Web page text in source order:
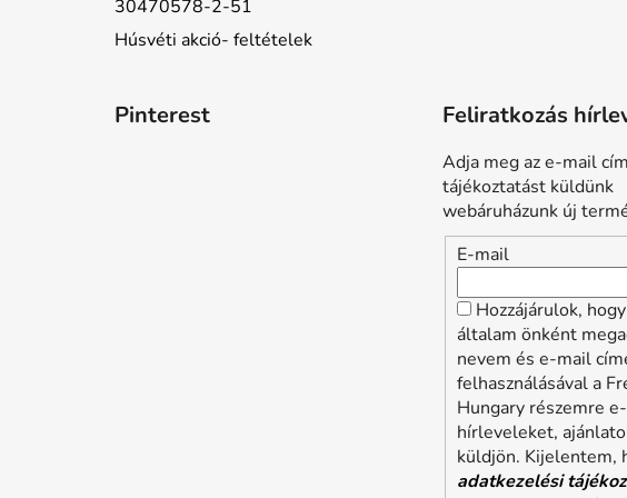
30470578-2-51
Húsvéti akció- feltételek
Pinterest Feliratkozás
Adja meg az e-mail
tájékoztatást küldünk
webáruházunk új
E-mail
Hozzájárulok,
általam önként
nevem és e-mail
felhasználásával a
Hungary részemre
hírleveleket,
küldjön. Kijelentem,
adatkezelési